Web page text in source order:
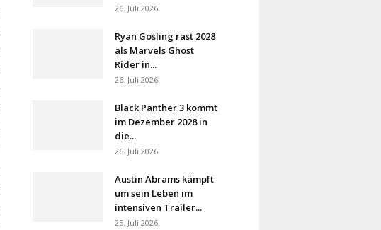
26. Juli 2026
Ryan Gosling rast 2028
als Marvels Ghost
Rider in...
26. Juli 2026
Black Panther 3 kommt
im Dezember 2028 in
die...
26. Juli 2026
Austin Abrams kämpft
um sein Leben im
intensiven Trailer...
25. Juli 2026